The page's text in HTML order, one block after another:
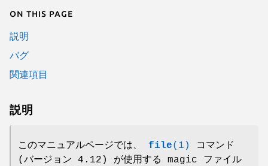
On this page
説明
バグ
関連項目
説明
このマニュアルページでは、 file(1)
コマンド
(バージョン 4.12) が使用する magic ファイル